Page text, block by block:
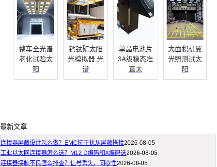
整车全光谱
老化试验太
阳
钙钛矿太阳
光模拟器,光
谱
单晶电池片
3A级稳态准
直太
大面积机翼
光照测试太
阳
最新文章
连接器屏蔽设计怎么做？EMC抗干扰从屏蔽搭接2026-08-05
工业以太网连接器怎么选？M12 D编码和X编码选2026-08-05
连接器接触不良怎么排查？信号丢失、间歇性2026-08-05